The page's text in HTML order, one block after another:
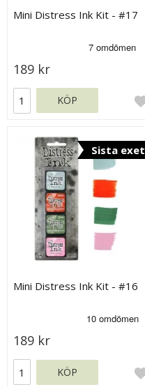
Mini Distress Ink Kit - #17
189 kr
KÖP
Sista exet
Mini Distress Ink Kit - #16
189 kr
KÖP